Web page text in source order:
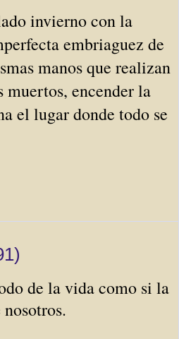
invierno con la
embriaguez de
manos que realizan
encender la
el lugar donde todo se
de la vida como si la